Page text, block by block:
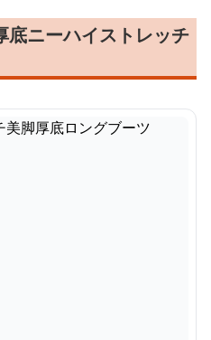
底ニーハイストレッチ